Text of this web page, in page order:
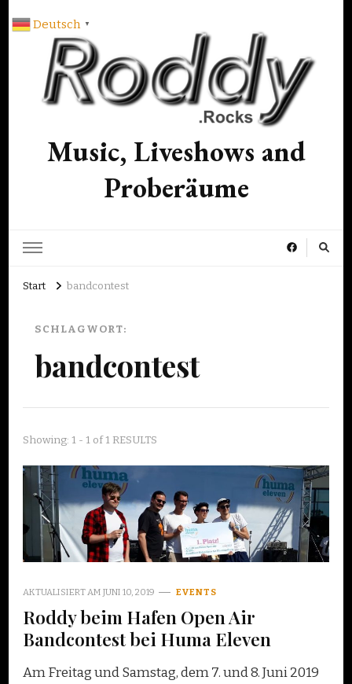
Music, Liveshows and
Proberäume
Start bandcontest
SCHLAGWORT:
bandcontest
Showing: 1 - 1 of 1 RESULTS
AKTUALISIERT AM JUNI 10, 2019 EVENTS
Roddy beim Hafen Open Air
Bandcontest bei Huma Eleven
Am Freitag und Samstag, dem 7. und 8. Juni 2019
Deutsch ▼